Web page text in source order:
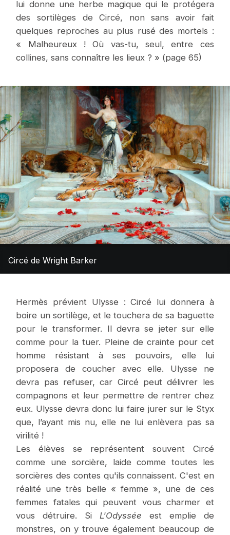
lui donne une herbe magique qui le protégera
des sortilèges de Circé, non sans avoir fait
quelques reproches au plus rusé des mortels :
« Malheureux ! Où vas-tu, seul, entre ces
collines, sans connaître les lieux ? » (page 65)
Circé de Wright Barker
Hermès prévient Ulysse : Circé lui donnera à
boire un sortilège, et le touchera de sa baguette
pour le transformer. Il devra se jeter sur elle
comme pour la tuer. Pleine de crainte pour cet
homme résistant à ses pouvoirs, elle lui
proposera de coucher avec elle. Ulysse ne
devra pas refuser, car Circé peut délivrer les
compagnons et leur permettre de rentrer chez
eux. Ulysse devra donc lui faire jurer sur le Styx
que, l’ayant mis nu, elle ne lui enlèvera pas sa
virilité !
Les élèves se représentent souvent Circé
comme une sorcière, laide comme toutes les
sorcières des contes qu'ils connaissent. C'est en
réalité une très belle « femme », une de ces
femmes fatales qui peuvent vous charmer et
vous détruire. Si L'Odyssée est emplie de
monstres, on y trouve également beaucoup de